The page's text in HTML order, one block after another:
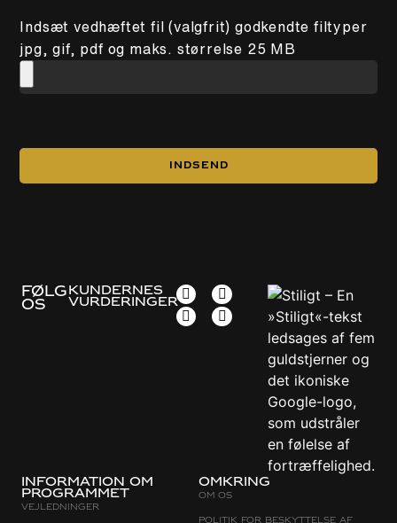
Indsæt vedhæftet fil (valgfrit) godkendte filtyper
jpg, gif, pdf og maks. størrelse 25 MB
Indsend
Information om
programmet
Vejledninger
Omkring
Om os
Politik for beskyttelse af
FØLG
OS
KUNDERNES
VURDERINGER